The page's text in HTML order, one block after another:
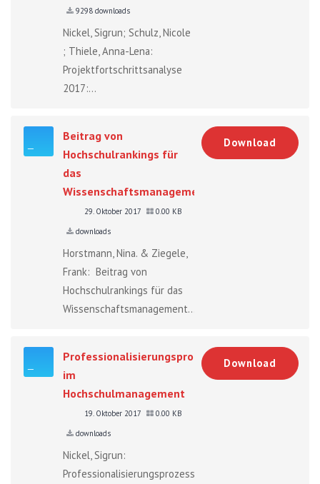
9298 downloads
Nickel, Sigrun; Schulz, Nicole
; Thiele, Anna-Lena:
Projektfortschrittsanalyse
2017:...
Beitrag von
Hochschulrankings für
das
Wissenschaftsmanagement
29. Oktober 2017
0.00 KB
downloads
Horstmann, Nina. & Ziegele,
Frank: Beitrag von
Hochschulrankings für das
Wissenschaftsmanagement....
Download
Professionalisierungsprozesse
im
Hochschulmanagement
19. Oktober 2017
0.00 KB
downloads
Nickel, Sigrun:
Professionalisierungsprozesse
Download